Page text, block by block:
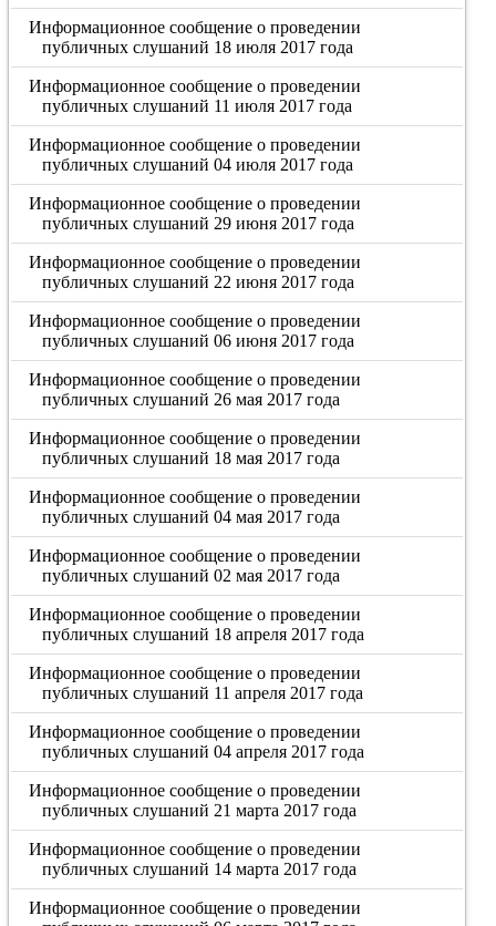
Информационное сообщение о проведении
публичных слушаний 18 июля 2017 года
Информационное сообщение о проведении
публичных слушаний 11 июля 2017 года
Информационное сообщение о проведении
публичных слушаний 04 июля 2017 года
Информационное сообщение о проведении
публичных слушаний 29 июня 2017 года
Информационное сообщение о проведении
публичных слушаний 22 июня 2017 года
Информационное сообщение о проведении
публичных слушаний 06 июня 2017 года
Информационное сообщение о проведении
публичных слушаний 26 мая 2017 года
Информационное сообщение о проведении
публичных слушаний 18 мая 2017 года
Информационное сообщение о проведении
публичных слушаний 04 мая 2017 года
Информационное сообщение о проведении
публичных слушаний 02 мая 2017 года
Информационное сообщение о проведении
публичных слушаний 18 апреля 2017 года
Информационное сообщение о проведении
публичных слушаний 11 апреля 2017 года
Информационное сообщение о проведении
публичных слушаний 04 апреля 2017 года
Информационное сообщение о проведении
публичных слушаний 21 марта 2017 года
Информационное сообщение о проведении
публичных слушаний 14 марта 2017 года
Информационное сообщение о проведении